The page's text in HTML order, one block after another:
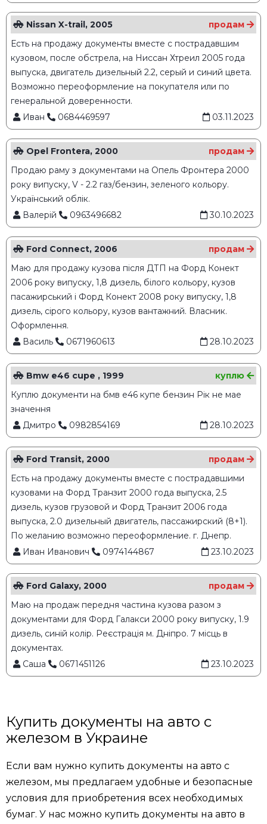
Nissan X-trail, 2005
продам
Есть на продажу документы вместе с пострадавшим
кузовом, после обстрела, на Ниссан Хтреил 2005 года
выпуска, двигатель дизельный 2.2, серый и синий цвета.
Возможно переоформление на покупателя или по
генеральной доверенности.
Иван
0684469597 03.11.2023
Opel Frontera, 2000
продам
Продаю раму з документами на Опель Фронтера 2000
року випуску, V - 2.2 газ/бензин, зеленого кольору.
Український облік.
Валерій
0963496682 30.10.2023
Ford Connect, 2006
продам
Маю для продажу кузова після ДТП на Форд Конект
2006 року випуску, 1,8 дизель, білого кольору, кузов
пасажирський і Форд Конект 2008 року випуску, 1,8
дизель, сірого кольору, кузов вантажний. Власник.
Оформлення.
Василь
0671960613 28.10.2023
Bmw e46 cupe , 1999
куплю
Куплю документи на бмв е46 купе бензин Рік не мае
значення
Дмитро
0982854169 28.10.2023
Ford Transit, 2000
продам
Есть на продажу документы вместе с пострадавшими
кузовами на Форд Транзит 2000 года выпуска, 2.5
дизель, кузов грузовой и Форд Транзит 2006 года
выпуска, 2.0 дизельный двигатель, пассажирский (8+1).
По желанию возможно переоформление. г. Днепр.
Иван Иванович
0974144867 23.10.2023
Ford Galaxy, 2000
продам
Маю на продаж передня частина кузова разом з
документами для Форд Галакси 2000 року випуску, 1.9
дизель, синій колір. Реєстрація м. Дніпро. 7 місць в
документах.
Саша
0671451126 23.10.2023
Купить документы на авто с
железом в Украине
Если вам нужно купить документы на авто с
железом, мы предлагаем удобные и безопасные
условия для приобретения всех необходимых
бумаг. У нас можно купить документы на авто в